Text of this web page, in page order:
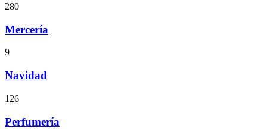
280
Mercería
9
Navidad
126
Perfumería